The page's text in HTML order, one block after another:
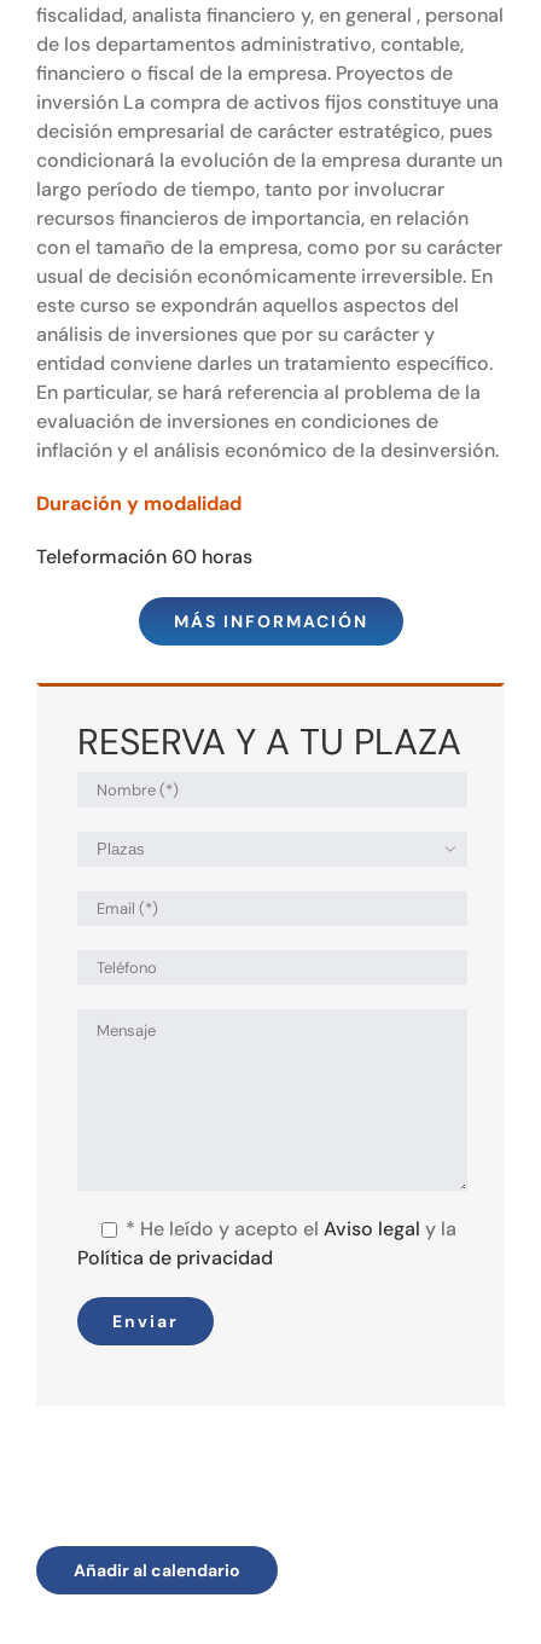
fiscalidad, analista financiero y, en general , personal
de los departamentos administrativo, contable,
financiero o fiscal de la empresa. Proyectos de
inversión La compra de activos fijos constituye una
decisión empresarial de carácter estratégico, pues
condicionará la evolución de la empresa durante un
largo período de tiempo, tanto por involucrar
recursos financieros de importancia, en relación
con el tamaño de la empresa, como por su carácter
usual de decisión económicamente irreversible. En
este curso se expondrán aquellos aspectos del
análisis de inversiones que por su carácter y
entidad conviene darles un tratamiento específico.
En particular, se hará referencia al problema de la
evaluación de inversiones en condiciones de
inflación y el análisis económico de la desinversión.
Duración y modalidad
Teleformación 60 horas
MÁS INFORMACIÓN
RESERVA Y A TU PLAZA

* He leído y acepto el Aviso legal y la
Política de privacidad
Añadir al calendario